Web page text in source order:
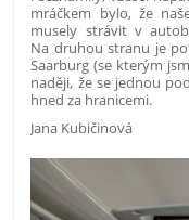
mráčkem bylo, že
musely strávit v
Na druhou stranu je
Saarburg (se kterým
naději, že se jednou
hned za hranicemi.
Jana Kubičinová